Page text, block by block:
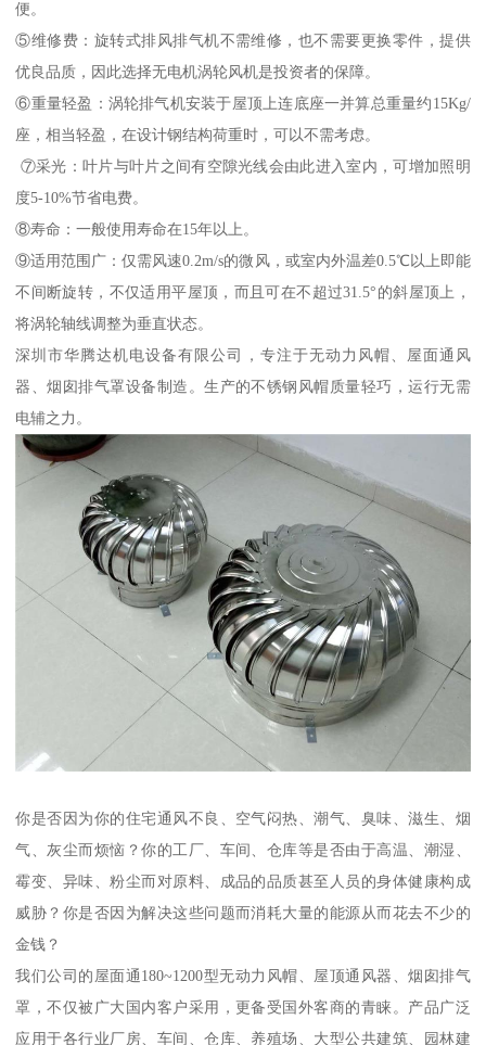
便。
⑤维修费：旋转式排风排气机不需维修，也不需要更换零件，提供
优良品质，因此选择无电机涡轮风机是投资者的保障。
⑥重量轻盈：涡轮排气机安装于屋顶上连底座一并算总重量约15Kg/
座，相当轻盈，在设计钢结构荷重时，可以不需考虑。
⑦采光：叶片与叶片之间有空隙光线会由此进入室内，可增加照明
度5-10%节省电费。
⑧寿命：一般使用寿命在15年以上。
⑨适用范围广：仅需风速0.2m/s的微风，或室内外温差0.5℃以上即能
不间断旋转，不仅适用平屋顶，而且可在不超过31.5°的斜屋顶上，
将涡轮轴线调整为垂直状态。
深圳市华腾达机电设备有限公司，专注于无动力风帽、屋面通风
器、烟囱排气罩设备制造。生产的不锈钢风帽质量轻巧，运行无需
电辅之力。
你是否因为你的住宅通风不良、空气闷热、潮气、臭味、滋生、烟
气、灰尘而烦恼？你的工厂、车间、仓库等是否由于高温、潮湿、
霉变、异味、粉尘而对原料、成品的品质甚至人员的身体健康构成
威胁？你是否因为解决这些问题而消耗大量的能源从而花去不少的
金钱？
我们公司的屋面通180~1200型无动力风帽、屋顶通风器、烟囱排气
罩，不仅被广大国内客户采用，更备受国外客商的青睐。产品广泛
应用于各行业厂房、车间、仓库、养殖场、大型公共建筑、园林建